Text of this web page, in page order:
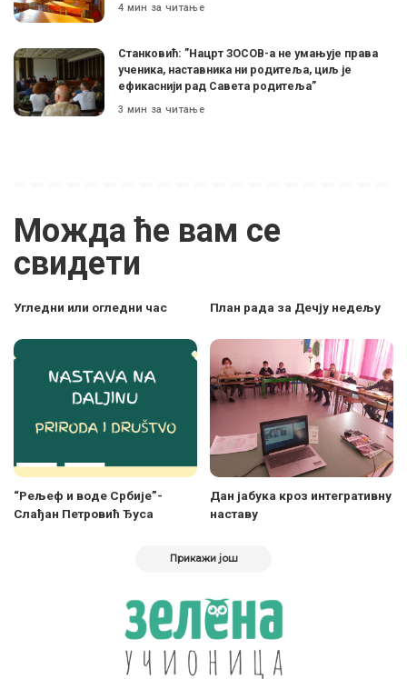
4 мин за читање
Станковић: ”Нацрт ЗОСОВ-а не умањује права
ученика, наставника ни родитеља, циљ је
ефикаснији рад Савета родитеља”
3 мин за читање
Можда ће вам се
свидети
Угледни или огледни час План рада за Дечју недељу
“Рељеф и воде Србије”-
Слађан Петровић Ђуса
Дан јабука кроз интегративну
наставу
Прикажи још